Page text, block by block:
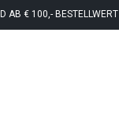
AB € 100,- BESTELLWERT